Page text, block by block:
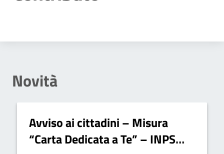
Novità
Avviso ai cittadini – Misura
“Carta Dedicata a Te” – INPS